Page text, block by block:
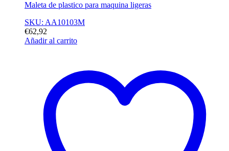
Maleta de plastico para maquina ligeras
SKU: AA10103M
€62,92
Añadir al carrito